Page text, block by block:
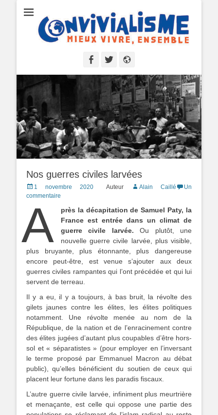
Convivialisme
Mieux vivre, ensemble
Facebook
Twitter
Nos guerres civiles larvées
Posted
on
1 novembre 2020 Auteur Alain Caillé
Un
commentaire
A
près la décapitation de Samuel Paty, la
France est entrée dans un climat de
guerre civile larvée. Ou plutôt, une
nouvelle guerre civile larvée, plus visible,
plus bruyante, plus étonnante, plus dangereuse
encore peut-être, est venue s’ajouter aux deux
guerres civiles rampantes qui l’ont précédée et qui lui
servent de terreau.
Il y a eu, il y a toujours, à bas bruit, la révolte des
gilets jaunes contre les élites, les élites politiques
notamment. Une révolte menée au nom de la
République, de la nation et de l’enracinement contre
des élites jugées d’autant plus coupables d’être hors-
sol et « séparatistes » (pour employer en l’inversant
le terme proposé par Emmanuel Macron au débat
public), qu’elles bénéficient du soutien de ceux qui
placent leur fortune dans les paradis fiscaux.
L’autre guerre civile larvée, infiniment plus meurtrière
et menaçante, est celle qui oppose une partie des